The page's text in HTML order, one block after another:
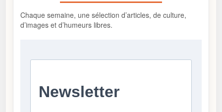
Chaque semaine, une sélection d’articles, de culture,
d’images et d’humeurs libres.